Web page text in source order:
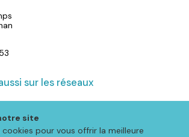
site
pour vous offrir la meilleure
sur les réseaux